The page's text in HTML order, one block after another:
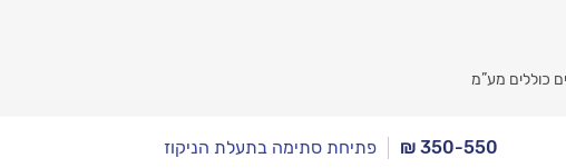
כוללים מע”מ
₪ 350-550 פתיחת סתימה בתעלת הניקוז